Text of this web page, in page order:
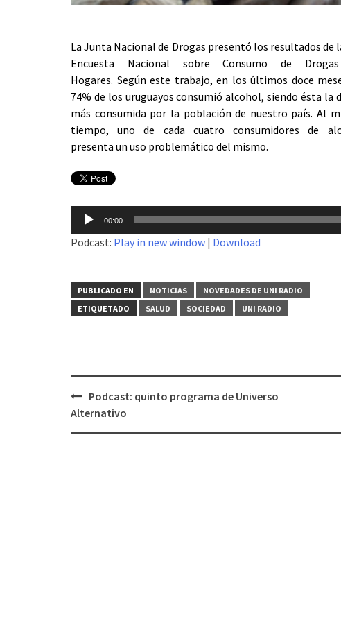
La Junta Nacional de Drogas presentó los resultados de
Encuesta Nacional sobre Consumo de
Hogares. Según este trabajo, en los últimos doce
74% de los uruguayos consumió alcohol, siendo ésta la
más consumida por la población de nuestro país. Al
tiempo, uno de cada cuatro consumidores de
presenta un uso problemático del mismo.
Reproductor
de
audio
00:00
Podcast: Play in new window | Download
PUBLICADO EN NOTICIAS
NOVEDADES DE UNI RADIO
ETIQUETADO
SALUD SOCIEDAD UNI RADIO
Navegación
Podcast: quinto programa de Universo
Alternativo